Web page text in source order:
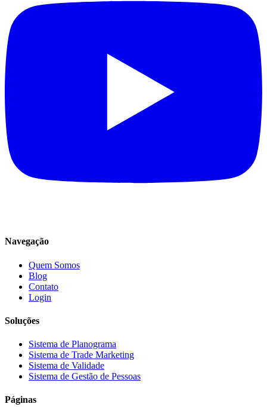
Navegação
Quem Somos
Blog
Contato
Login
Soluções
Sistema de Planograma
Sistema de Trade Marketing
Sistema de Validade
Sistema de Gestão de Pessoas
Páginas